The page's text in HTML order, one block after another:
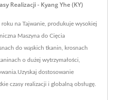
Realizacji - Kyang Yhe (KY)
roku na Tajwanie, produkuje wysokiej
Maszyna do Cięcia
do wąskich tkanin, krosnach
o dużej wytrzymałości,
dostosowanie
czasy realizacji i globalną obsługę.